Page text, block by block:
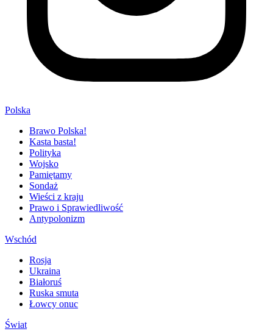
Polska
Brawo Polska!
Kasta basta!
Polityka
Wojsko
Pamiętamy
Sondaż
Wieści z kraju
Prawo i Sprawiedliwość
Antypolonizm
Wschód
Rosja
Ukraina
Białoruś
Ruska smuta
Łowcy onuc
Świat